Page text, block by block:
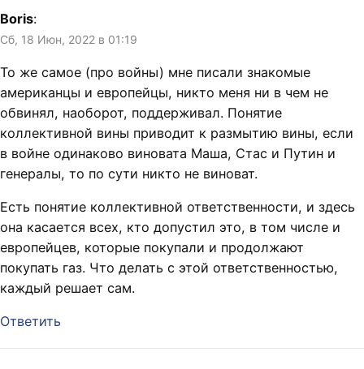
Boris:
Сб, 18 Июн, 2022 в 01:19
То же самое (про войны) мне писали знакомые
американцы и европейцы, никто меня ни в чем не
обвинял, наоборот, поддерживал. Понятие
коллективной вины приводит к размытию вины, если
в войне одинаково виновата Маша, Стас и Путин и
генералы, то по сути никто не виноват.
Есть понятие коллективной ответственности, и здесь
она касается всех, кто допустил это, в том числе и
европейцев, которые покупали и продолжают
покупать газ. Что делать с этой ответственностью,
каждый решает сам.
Ответить